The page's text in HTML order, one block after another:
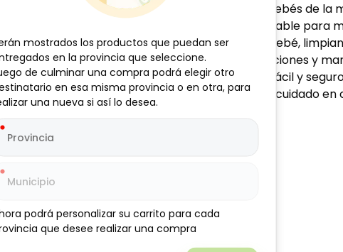
Toallitas húmedas para bebés de la
unidades con tapa reutilizable para
delicadas con la piel del bebé,
protegiendo contra irritaciones y
práctico permite un uso fácil y
que buscan comodidad y cuidado en
mostrados los productos que puedan ser
en la provincia que seleccione.
de culminar una compra podrá elegir otro
en esa misma provincia o en otra, para
una nueva si así lo desea.
podrá personalizar su carrito para cada
que desee realizar una compra
mostrados los productos que puedan ser
en la provincia que seleccione.
de culminar una compra podrá elegir otro
en esa misma provincia o en otra, para
una nueva si así lo desea.
podrá personalizar su carrito para cada
que desee realizar una compra